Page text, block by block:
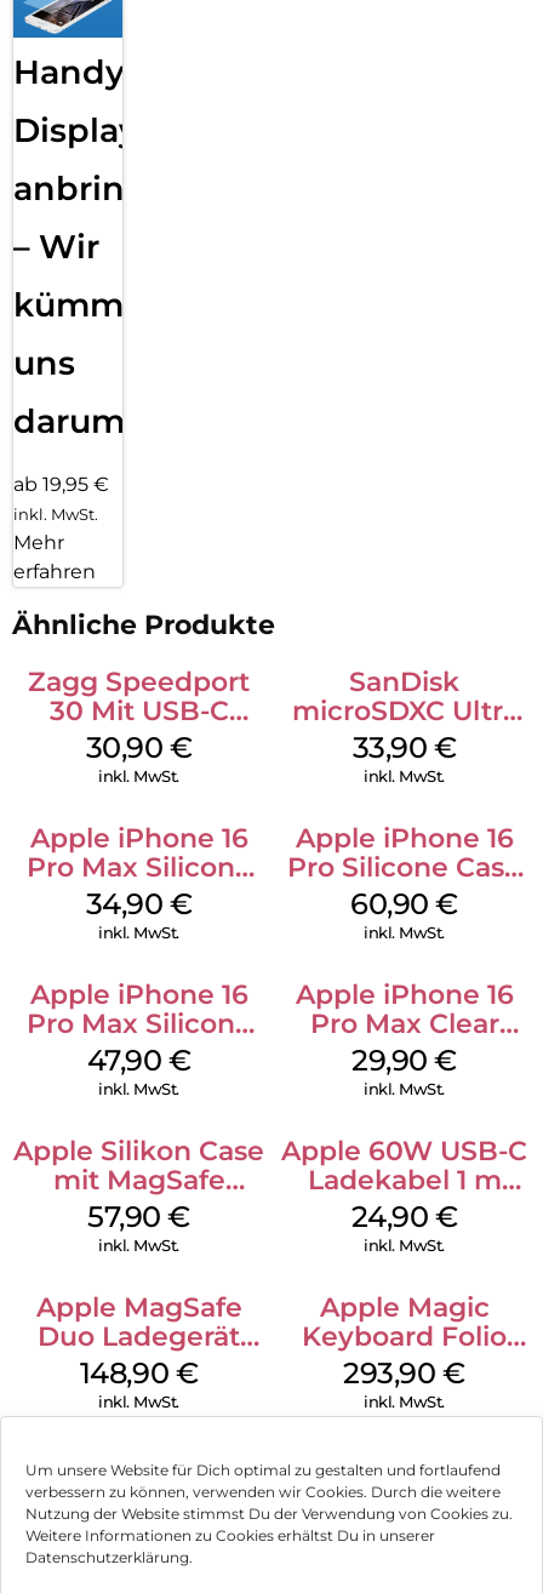
Um unsere Website für Dich optimal zu gestalten und fortlaufend
verbessern zu können, verwenden wir Cookies. Durch die weitere
Nutzung der Website stimmst Du der Verwendung von Cookies zu.
Weitere Informationen zu Cookies erhältst Du in unserer
Datenschutzerklärung.
Handy
Displayfolie
anbringen
– Wir
kümmern
uns
darum!
ab 19,95 €
inkl. MwSt.
Mehr
erfahren
Ähnliche Produkte
Zagg Speedport
30 Mit USB-C
Kabel Weiß
30,90 €
inkl. MwSt.
SanDisk
microSDXC Ultra
128 GB + Adapter
Mobile
33,90 €
inkl. MwSt.
Apple iPhone 16
Pro Max Silicone
Case MagSafe
Denim
34,90 €
inkl. MwSt.
Apple iPhone 16
Pro Silicone Case
MagSafe Stone
Gray
60,90€
inkl. MwSt.
Apple iPhone 16
Pro Max Silicone
Case MagSafe
Black
47,90 €
inkl. MwSt.
Apple iPhone 16
Pro Max Clear
Case MagSafe
Transparent
29,90€
inkl. MwSt.
Apple Silikon Case
mit MagSafe
iPhone 14 Pro
(PRODUCT)RED
57,90€
inkl. MwSt.
Apple 60W USB-C
Ladekabel 1 m
Weiß
24,90 €
inkl. MwSt.
Apple MagSafe
Duo Ladegerät
Weiß
148,90 €
inkl. MwSt.
Apple Magic
Keyboard Folio
iPad 10.9″ (10.Gen.)
Weiß
293,90€
inkl. MwSt.
Impressum